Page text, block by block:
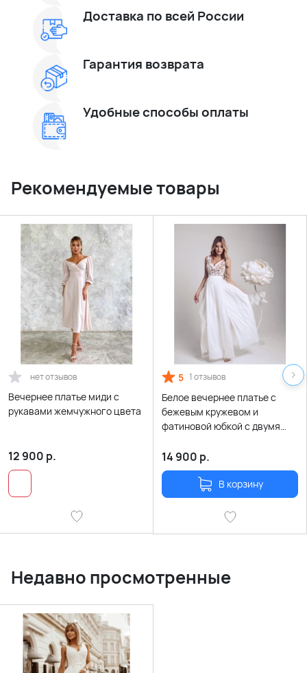
Доставка по всей России
Гарантия возврата
Удобные способы оплаты
Рекомендуемые товары
нет отзывов
Вечернее платье миди с
рукавами жемчужного цвета
12 900 р.
5 1 отзывов
Белое вечернее платье с
бежевым кружевом и
фатиновой юбкой с двумя
14 900 р.
В корзину
Недавно просмотренные